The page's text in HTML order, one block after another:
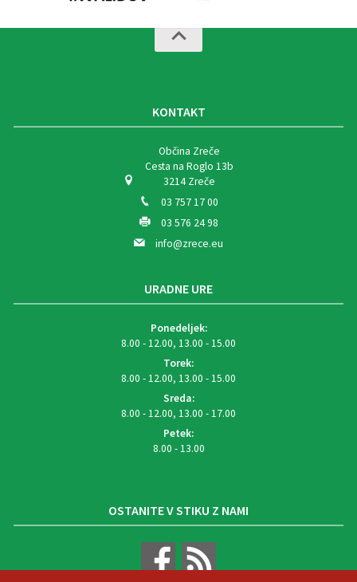
KONTAKT
Občina Zreče
Cesta na Roglo 13b
3214 Zreče
03 757 17 00
03 576 24 98
info@zrece.eu
URADNE URE
Ponedeljek:
8.00 - 12.00, 13.00 - 15.00
Torek:
8.00 - 12.00, 13.00 - 15.00
Sreda:
8.00 - 12.00, 13.00 - 17.00
Petek:
8.00 - 13.00
OSTANITE V STIKU Z NAMI